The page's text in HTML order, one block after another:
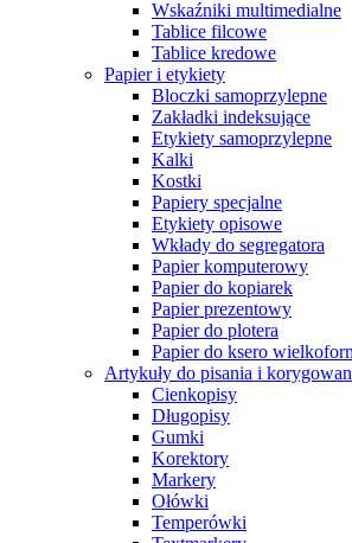
Wskaźniki multimedialne
Tablice filcowe
Tablice kredowe
Papier i etykiety
Bloczki samoprzylepne
Zakładki indeksujące
Etykiety samoprzylepne
Kalki
Kostki
Papiery specjalne
Etykiety opisowe
Wkłady do segregatora
Papier komputerowy
Papier do kopiarek
Papier prezentowy
Papier do plotera
Papier do ksero
Artykuły do pisania i
Cienkopisy
Długopisy
Gumki
Korektory
Markery
Ołówki
Temperówki